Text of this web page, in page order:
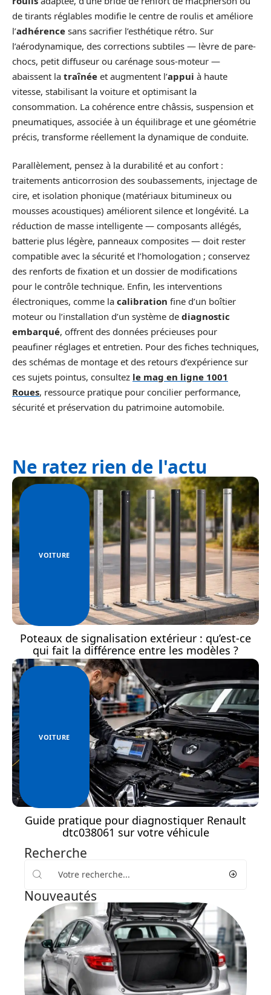
de tirants réglables modifie le centre de roulis et améliore
l’adhérence sans sacrifier l’esthétique rétro. Sur
l’aérodynamique, des corrections subtiles — lèvre de pare-
chocs, petit diffuseur ou carénage sous-moteur —
abaissent la traînée et augmentent l’appui à haute
vitesse, stabilisant la voiture et optimisant la
consommation. La cohérence entre châssis, suspension et
pneumatiques, associée à un équilibrage et une géométrie
précis, transforme réellement la dynamique de conduite.
Parallèlement, pensez à la durabilité et au confort :
traitements anticorrosion des soubassements, injectage de
cire, et isolation phonique (matériaux bitumineux ou
mousses acoustiques) améliorent silence et longévité. La
réduction de masse intelligente — composants allégés,
batterie plus légère, panneaux composites — doit rester
compatible avec la sécurité et l’homologation ; conservez
des renforts de fixation et un dossier de modifications
pour le contrôle technique. Enfin, les interventions
électroniques, comme la calibration fine d’un boîtier
moteur ou l’installation d’un système de diagnostic
embarqué, offrent des données précieuses pour
peaufiner réglages et entretien. Pour des fiches techniques,
des schémas de montage et des retours d’expérience sur
ces sujets pointus, consultez le mag en ligne 1001
Roues, ressource pratique pour concilier performance,
sécurité et préservation du patrimoine automobile.
Ne ratez rien de l'actu
VOITURE
Poteaux de signalisation extérieur : qu’est-ce
qui fait la différence entre les modèles ?
VOITURE
Guide pratique pour diagnostiquer Renault
dtc038061 sur votre véhicule
Recherche
Nouveautés